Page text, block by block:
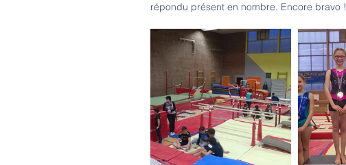
répondu présent en nombre. Encore bravo !